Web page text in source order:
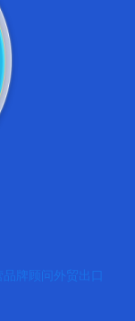
品牌顾问 外贸出口